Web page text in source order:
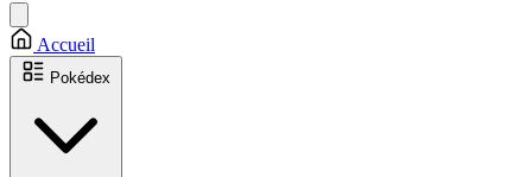
Accueil